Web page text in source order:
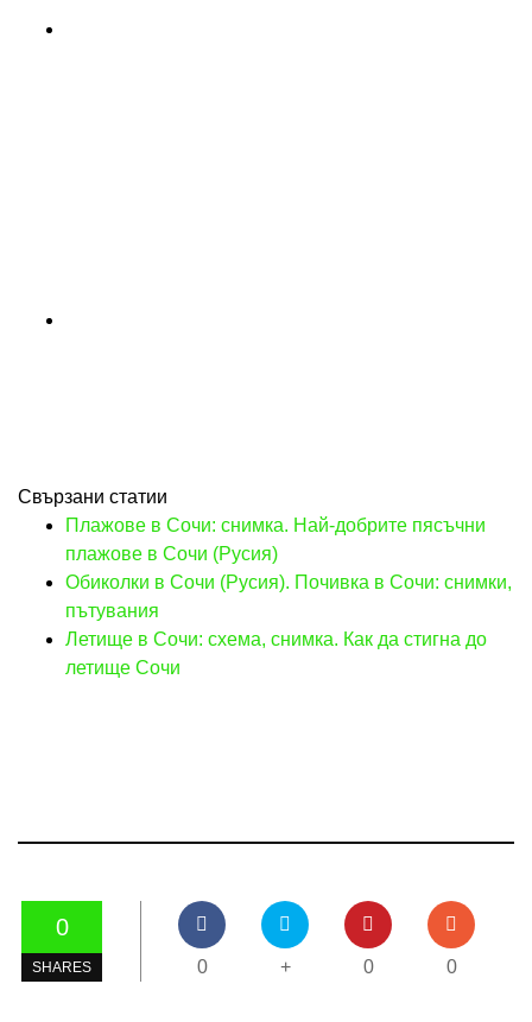
Свързани статии
Плажове в Сочи: снимка. Най-добрите пясъчни
плажове в Сочи (Русия)
Обиколки в Сочи (Русия). Почивка в Сочи: снимки,
пътувания
Летище в Сочи: схема, снимка. Как да стигна до
летище Сочи
0
SHARES 0 + 0 0